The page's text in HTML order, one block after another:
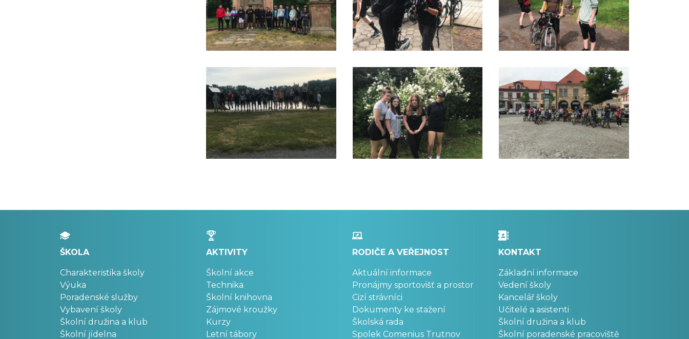
ŠKOLA
Charakteristika školy
Výuka
Poradenské služby
Vybavení školy
Školní družina a klub
Školní jídelna
AKTIVITY
Školní akce
Technika
Školní knihovna
Zájmové kroužky
Kurzy
Letní tábory
RODIČE A VEŘEJNOST
Aktuální informace
Pronájmy sportovišť a prostor
Cizí strávníci
Dokumenty ke stažení
Školská rada
Spolek Comenius Trutnov
KONTAKT
Základní informace
Vedení školy
Kancelář školy
Učitelé a asistenti
Školní družina a klub
Školní poradenské pracoviště